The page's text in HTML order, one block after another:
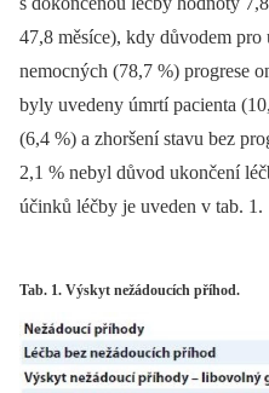
47,8 měsíce), kdy důvodem
nemocných (78,7 %) progrese
byly uvedeny úmrtí pacienta
(6,4 %) a zhoršení stavu bez
2,1 % nebyl důvod ukončení
účinků léčby je uveden v tab. 1.
Tab. 1. Výskyt nežádoucích příhod.